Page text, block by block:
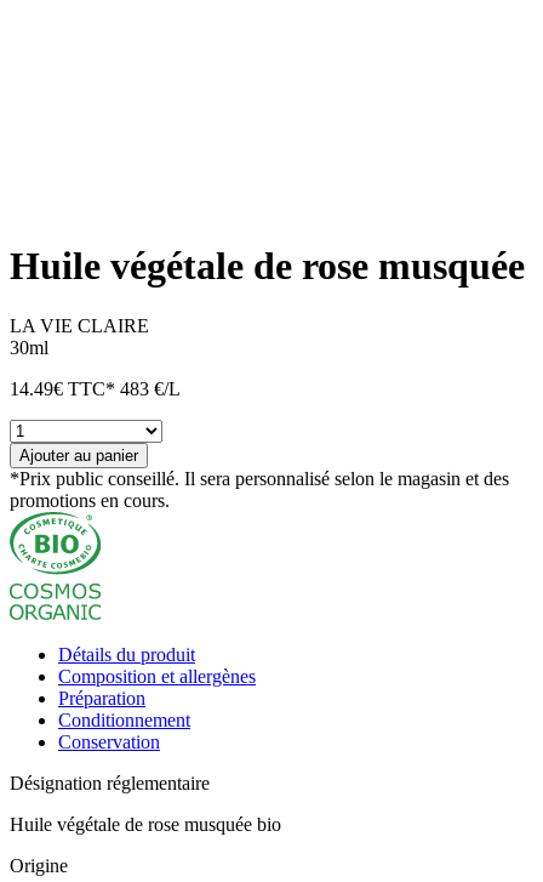
Huile végétale de rose musquée
LA VIE CLAIRE
30ml
14.49€ TTC* 483 €/L
quantité
de
Huile
végétale
de
rose
musquée
Ajouter au panier
*Prix public conseillé. Il sera personnalisé selon le magasin et des
promotions en cours.
Détails du produit
Composition et allergènes
Préparation
Conditionnement
Conservation
Désignation réglementaire
Huile végétale de rose musquée bio
Origine